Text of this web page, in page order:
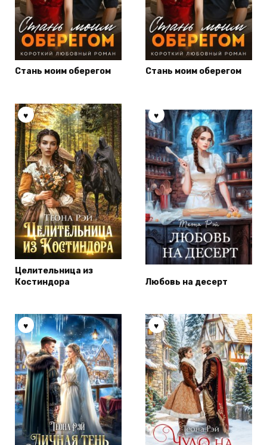
Стань моим оберегом Стань моим оберегом
Целительница из
Костиндора
Любовь на десерт